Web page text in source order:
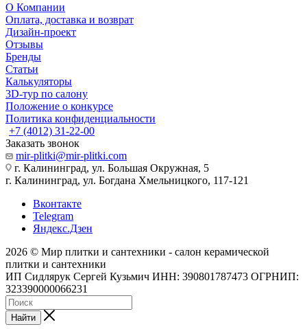
О Компании
Оплата, доставка и возврат
Дизайн-проект
Отзывы
Бренды
Статьи
Калькуляторы
3D-тур по салону
Положение о конкурсе
Политика конфиденциальности
+7 (4012) 31-22-00
Заказать звонок
mir-plitki@mir-plitki.com
г. Калининград, ул. Большая Окружная, 5
г. Калининград, ул. Богдана Хмельницкого, 117-121
Вконтакте
Telegram
Яндекс.Дзен
2026 © Мир плитки и сантехники - салон керамической
плитки и сантехники
ИП Сидлярук Сергей Кузьмич ИНН: 390801787473 ОГРНИП:
323390000066231
Найти